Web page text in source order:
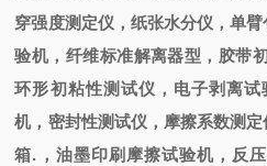
穿强度测定仪，纸张水分仪，单
验机，纤维标准解离器型，胶带
环形初粘性测试仪，电子剥离
机，密封性测试仪，摩擦系数测
箱.，油墨印刷摩擦试验机，反